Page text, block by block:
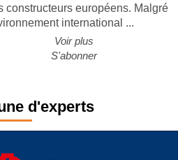
constructeurs européens. Malgré
international ...
Voir plus
S'abonner
d'experts